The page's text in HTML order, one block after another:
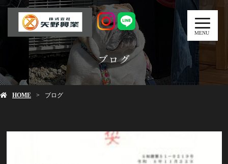
MENU
ブログ
HOME ブログ